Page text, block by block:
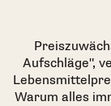
Aufschläge",
Warum alles